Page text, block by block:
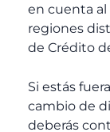
en cuenta al
regiones
de Crédito
Si estás
cambio de
deberás